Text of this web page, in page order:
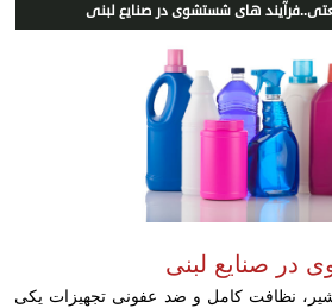
های شستشوی در صنایع لبنی
در صنایع لبنی
شیر، نظافت کامل و ضد عفونی تجهیزات یکی